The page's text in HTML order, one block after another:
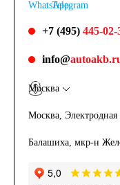
+7 (495) 445-02-
info@
Москва
Москва, Электродная
Балашиха, мкр-н